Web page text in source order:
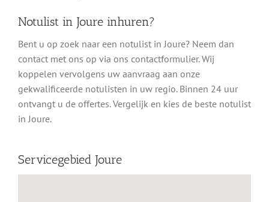
Notulist in Joure inhuren?
Bent u op zoek naar een notulist in Joure? Neem dan
contact met ons op via ons contactformulier. Wij
koppelen vervolgens uw aanvraag aan onze
gekwalificeerde notulisten in uw regio. Binnen 24 uur
ontvangt u de offertes. Vergelijk en kies de beste notulist
in Joure.
Servicegebied Joure